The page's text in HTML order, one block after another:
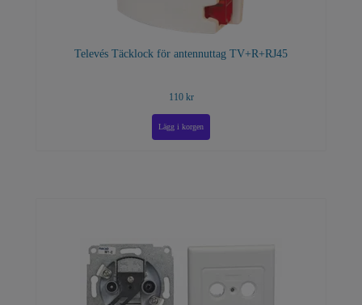
Televés Täcklock för antennuttag TV+R+RJ45
110 kr